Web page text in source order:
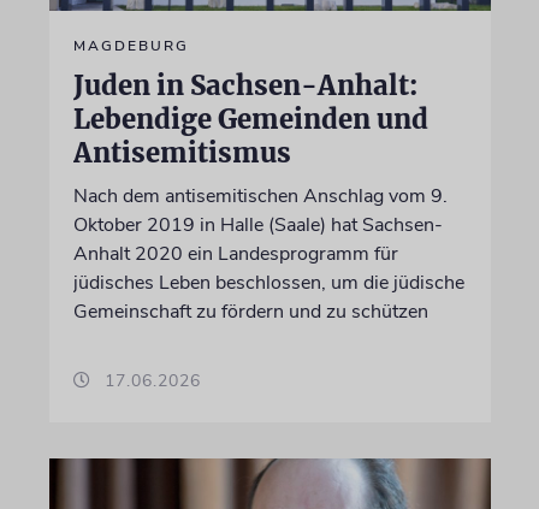
MAGDEBURG
Juden in Sachsen-Anhalt:
Lebendige Gemeinden und
Antisemitismus
Nach dem antisemitischen Anschlag vom 9.
Oktober 2019 in Halle (Saale) hat Sachsen-
Anhalt 2020 ein Landesprogramm für
jüdisches Leben beschlossen, um die jüdische
Gemeinschaft zu fördern und zu schützen
17.06.2026